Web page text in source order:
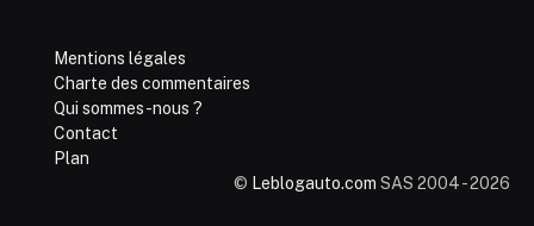
Mentions légales
Charte des commentaires
Qui sommes-nous ?
Contact
Plan
© Leblogauto.com SAS 2004 - 2026